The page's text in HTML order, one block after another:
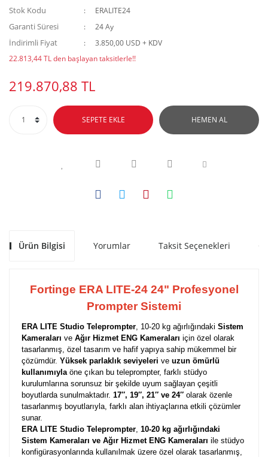
Stok Kodu ERALITE24
Garanti Süresi 24 Ay
İndirimli Fiyat
3.850,00 USD + KDV
22.813,44 TL den başlayan taksitlerle!!
219.870,88 TL
SEPETE EKLE HEMEN AL
Ürün Bilgisi Yorumlar Taksit Seçenekleri
Fortinge ERA LITE-24 24" Profesyonel
Prompter Sistemi
ERA LITE Studio Teleprompter, 10-20 kg ağırlığındaki Sistem
Kameraları ve Ağır Hizmet ENG Kameraları için özel olarak
tasarlanmış, özel tasarım ve hafif yapıya sahip mükemmel bir
çözümdür. Yüksek parlaklık seviyeleri ve uzun ömürlü
kullanımıylaöne çıkan bu teleprompter, farklı stüdyo
kurulumlarına sorunsuz bir şekilde uyum sağlayan çeşitli
boyutlarda sunulmaktadır. 17″, 19″, 21″ ve 24″ olarak özenle
tasarlanmış boyutlarıyla, farklı alan ihtiyaçlarına etkili çözümler
sunar.
ERA LITE Studio Teleprompter, 10-20 kg ağırlığındaki
Sistem Kameraları ve Ağır Hizmet ENG Kameraları ile stüdyo
konfigürasyonlarında kullanılmak üzere özel olarak tasarlanmış,